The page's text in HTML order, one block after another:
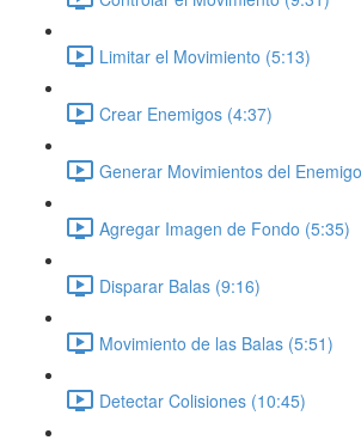
Limitar el Movimiento (5:13)
Crear Enemigos (4:37)
Generar Movimientos del
Agregar Imagen de Fondo (5:35)
Disparar Balas (9:16)
Movimiento de las Balas (5:51)
Detectar Colisiones (10:45)